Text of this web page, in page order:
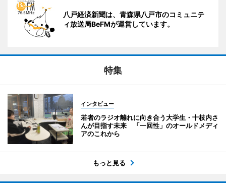
八戸経済新聞は、青森県八戸市のコミュニテ
ィ放送局BeFMが運営しています。
特集
インタビュー
若者のラジオ離れに向き合う大学生・十枝内さ
んが目指す未来 「一回性」のオールドメディ
アのこれから
もっと見る